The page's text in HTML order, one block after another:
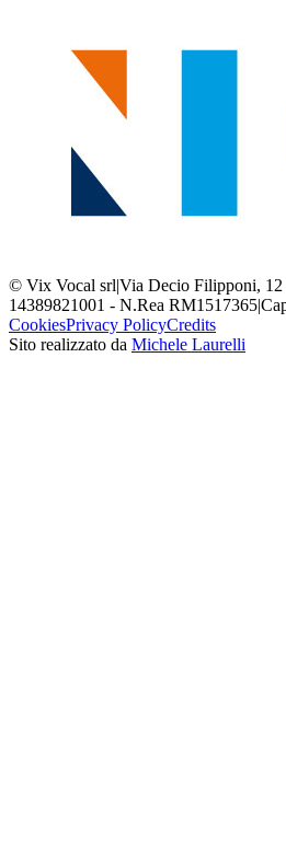
© Vix Vocal srl|Via Decio Filipponi, 12
14389821001 - N.Rea RM1517365|
CookiesPrivacy PolicyCredits
Sito realizzato da Michele Laurelli